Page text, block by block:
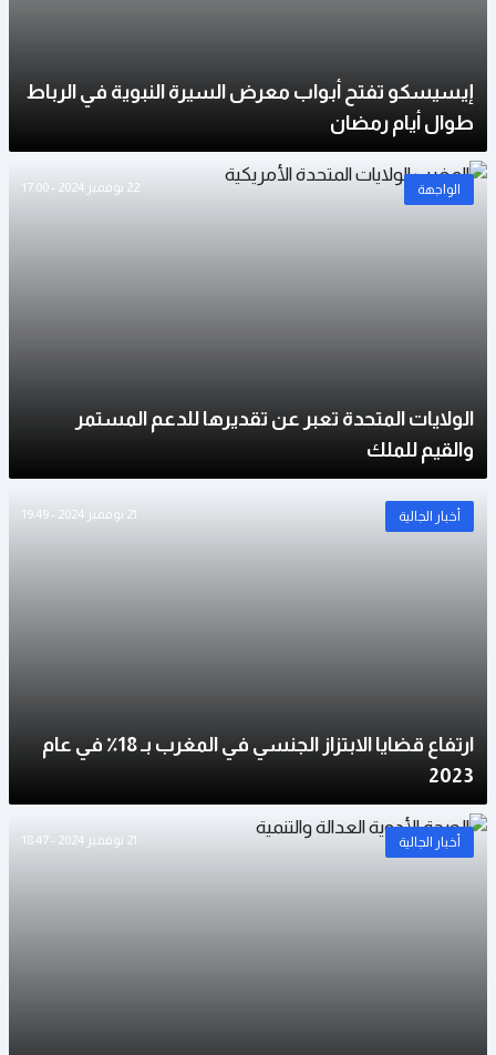
إيسيسكو تفتح أبواب معرض السيرة النبوية في الرباط
طوال أيام رمضان
الواجهة 22 نوفمبر 2024 - 17:00
الولايات المتحدة تعبر عن تقديرها للدعم المستمر
والقيم للملك
أخبار الجالية 21 نوفمبر 2024 - 19:49
ارتفاع قضايا الابتزاز الجنسي في المغرب بـ 18٪ في عام
2023
أخبار الجالية 21 نوفمبر 2024 - 18:47